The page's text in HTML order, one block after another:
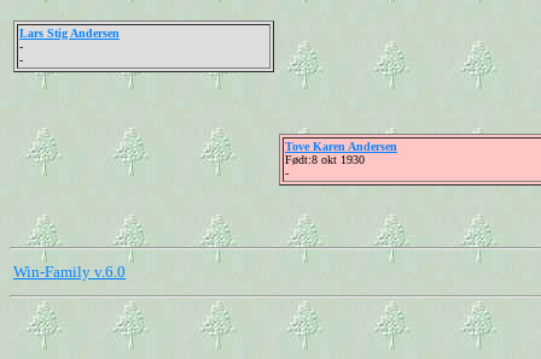
Lars Stig Andersen
-
-
Tove Karen Andersen
Født:8 okt 1930
-
Win-Family v.6.0